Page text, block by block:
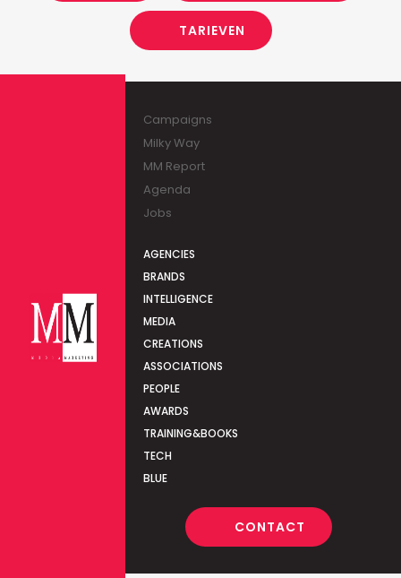
TARIEVEN
Campaigns
Milky Way
MM Report
Agenda
Jobs
AGENCIES
BRANDS
INTELLIGENCE
MEDIA
CREATIONS
ASSOCIATIONS
PEOPLE
AWARDS
TRAINING&BOOKS
TECH
BLUE
CONTACT